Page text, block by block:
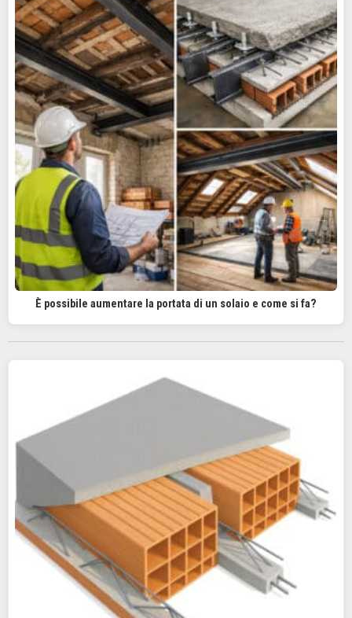
È possibile aumentare la portata di un solaio e come si fa?